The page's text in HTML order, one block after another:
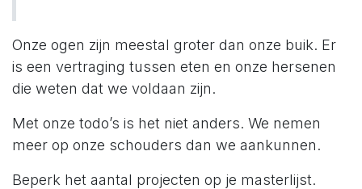
Onze ogen zijn meestal groter dan onze buik. Er
is een vertraging tussen eten en onze hersenen
die weten dat we voldaan zijn.
Met onze todo’s is het niet anders. We nemen
meer op onze schouders dan we aankunnen.
Beperk het aantal projecten op je masterlijst.